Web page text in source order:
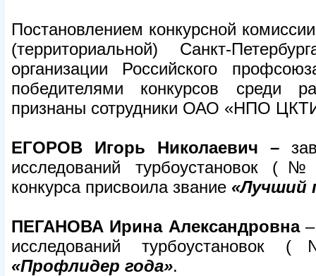
Постановлением конкурсной
(территориальной) Санкт-
организации Российского
победителями конкурсов среди
признаны сотрудники ОАО «НПО
ЕГОРОВ Игорь Николаевич –
исследований турбоустановок
конкурса присвоила звание «Лучший
ПЕГАНОВА Ирина Александровна–
исследований
«Профлидер года».